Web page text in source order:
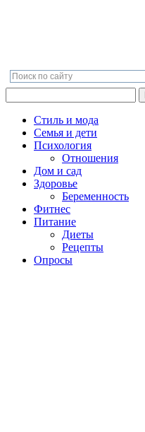
Стиль и мода
Семья и дети
Психология
Отношения
Дом и сад
Здоровье
Беременность
Фитнес
Питание
Диеты
Рецепты
Опросы